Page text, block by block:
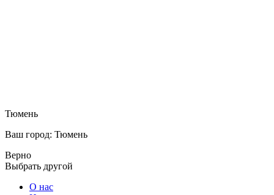
Тюмень
Ваш город: Тюмень
Верно
Выбрать другой
О нас